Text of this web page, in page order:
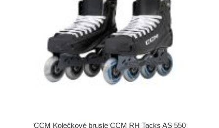
CCM Kolečkové brusle CCM RH Tacks AS 550